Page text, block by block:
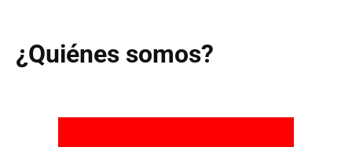
¿Quiénes somos?